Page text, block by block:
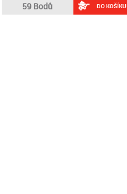
59 Bodů DO KOŠÍKU